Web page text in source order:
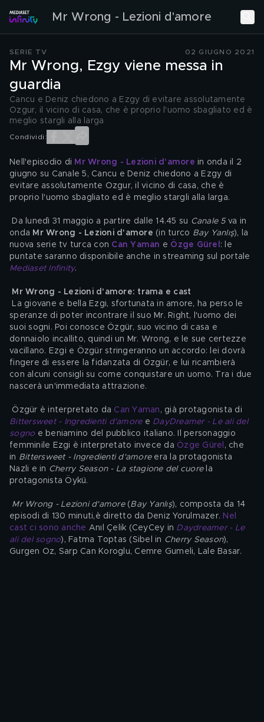
Mr Wrong - Lezioni d'amore
SERIE TV 02 GIUGNO 2021
Mr Wrong, Ezgy viene messa in
guardia
Cancu e Deniz chiedono a Ezgy di evitare assolutamente
Ozgur, il vicino di casa, che è proprio l'uomo sbagliato ed è
meglio stargli alla larga
Condividi:
Nell'episodio di Mr Wrong - Lezioni d'amore in onda il 2
giugno su Canale 5, Cancu e Deniz chiedono a Ezgy di
evitare assolutamente Ozgur, il vicino di casa, che è
proprio l'uomo sbagliato ed è meglio stargli alla larga.
Da lunedì 31 maggio a partire dalle 14.45 su Canale 5 va in
onda Mr Wrong - Lezioni d'amore (in turco Bay Yanlış), la
nuova serie tv turca con Can Yaman e Özge Gürel : le
puntate saranno disponibile anche in streaming sul portale
Mediaset Infinity.
Mr Wrong - Lezioni d'amore: trama e cast
speranze di poter incontrare il suo Mr. Right, l'uomo dei
suoi sogni. Poi conosce Özgür, suo vicino di casa e
donnaiolo incallito, quindi un Mr. Wrong, e le sue certezze
vacillano. Ezgi e Özgür stringeranno un accordo: lei dovrà
fingere di essere la fidanzata di Özgür, e lui ricambierà
con alcuni consigli su come conquistare un uomo. Tra i due
nascerà un'immediata attrazione.
Özgür è interpretato da Can Yaman , già protagonista di
Bittersweet - Ingredienti d'amore e DayDreamer - Le ali del
sogno e beniamino del pubblico italiano. Il personaggio
femminile Ezgi è interpretato invece da Özge Gürel , che
in Bittersweet - Ingredienti d'amore era la protagonista
Nazli e in Cherry Season - La stagione del cuore la
protagonista Öykü.
Mr Wrong - Lezioni d'amore (Bay Yanlış), composta da 14
episodi di 130 minuti,è diretto da Deniz Yorulmazer. Nel
cast ci sono anche Anıl Çelik (CeyCey in Daydreamer - Le
ali del sogno), Fatma Toptas (Sibel in Cherry Season),
Gurgen Oz, Sarp Can Koroglu, Cemre Gumeli, Lale Basar.